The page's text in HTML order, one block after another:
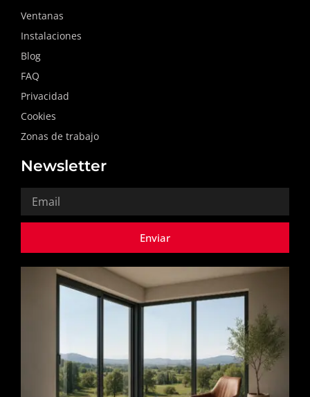
Ventanas
Instalaciones
Blog
FAQ
Privacidad
Cookies
Zonas de trabajo
Newsletter
Email
Enviar